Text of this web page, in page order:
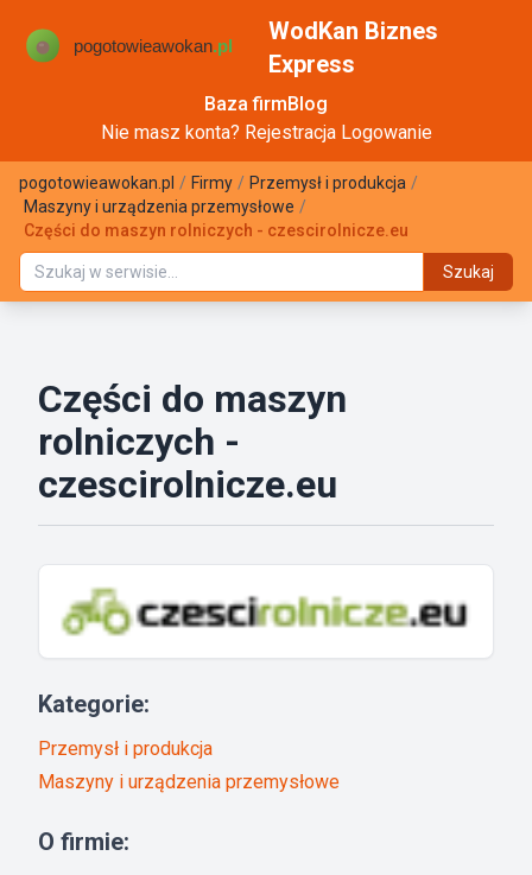
WodKan Biznes
Express
Baza firmBlog
Nie masz konta? Rejestracja Logowanie
pogotowieawokan.pl / Firmy / Przemysł i produkcja /
Maszyny i urządzenia przemysłowe /
Części do maszyn rolniczych - czescirolnicze.eu
Szukaj
Części do maszyn
rolniczych -
czescirolnicze.eu
Kategorie:
Przemysł i produkcja
Maszyny i urządzenia przemysłowe
O firmie: